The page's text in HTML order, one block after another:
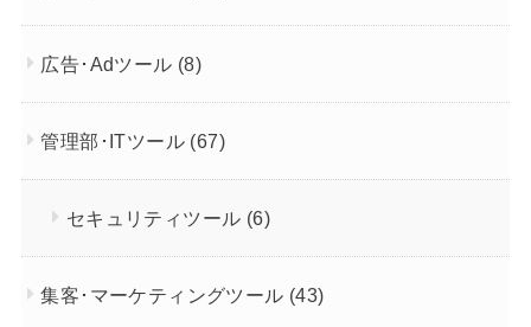
広告･Adツール (8)
管理部･ITツール (67)
セキュリティツール (6)
集客･マーケティングツール (43)